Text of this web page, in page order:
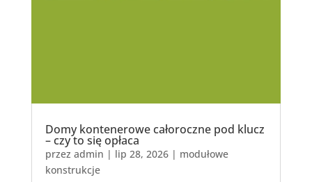
Domy kontenerowe całoroczne pod klucz
– czy to się opłaca
przez admin | lip 28, 2026| modułowe
konstrukcje